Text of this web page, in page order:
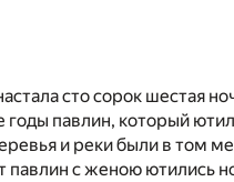
сто сорок шестая
павлин, который
и реки были в том
павлин с женою ютились